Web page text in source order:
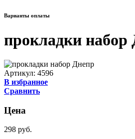
Варианты оплаты
прокладки набор
Артикул: 4596
В избранное
Сравнить
Цена
298 руб.